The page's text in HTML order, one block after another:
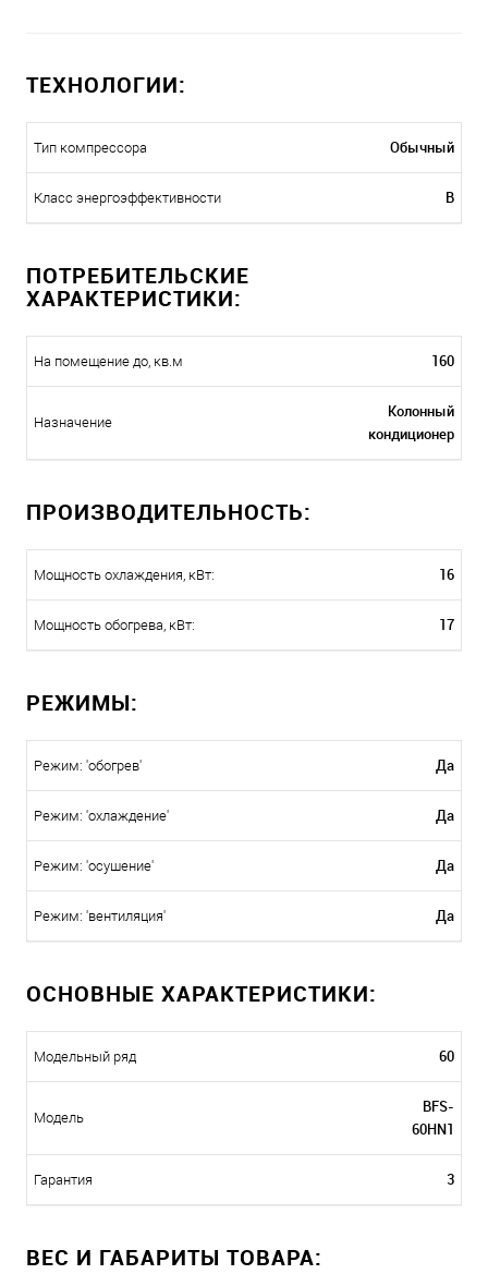
ТЕХНОЛОГИИ:
Тип компрессора Обычный
Класс энергоэффективности B
ПОТРЕБИТЕЛЬСКИЕ
ХАРАКТЕРИСТИКИ:
На помещение до, кв.м 160
Назначение
Колонный
кондиционер
ПРОИЗВОДИТЕЛЬНОСТЬ:
Мощность охлаждения, кВт: 16
Мощность обогрева, кВт: 17
РЕЖИМЫ:
Режим: 'обогрев' Да
Режим: 'охлаждение' Да
Режим: 'осушение' Да
Режим: 'вентиляция' Да
ОСНОВНЫЕ ХАРАКТЕРИСТИКИ:
Модельный ряд 60
Модель
BFS-
60HN1
Гарантия 3
ВЕС И ГАБАРИТЫ ТОВАРА: